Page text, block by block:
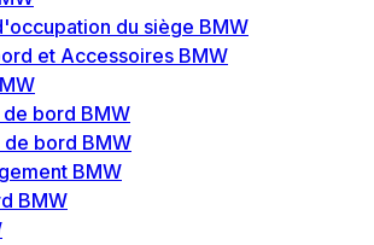
du siège BMW
et Accessoires BMW
bord BMW
de bord BMW
BMW
BMW